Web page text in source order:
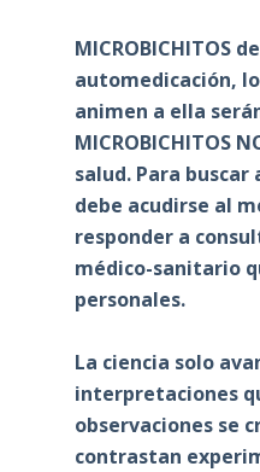
MICROBICHITOS
automedicación,
animen a ella
MICROBICHITOS
salud. Para
debe acudirse al
responder a
médico-sanitario
personales.
La ciencia solo
interpretaciones
observaciones se
contrastan